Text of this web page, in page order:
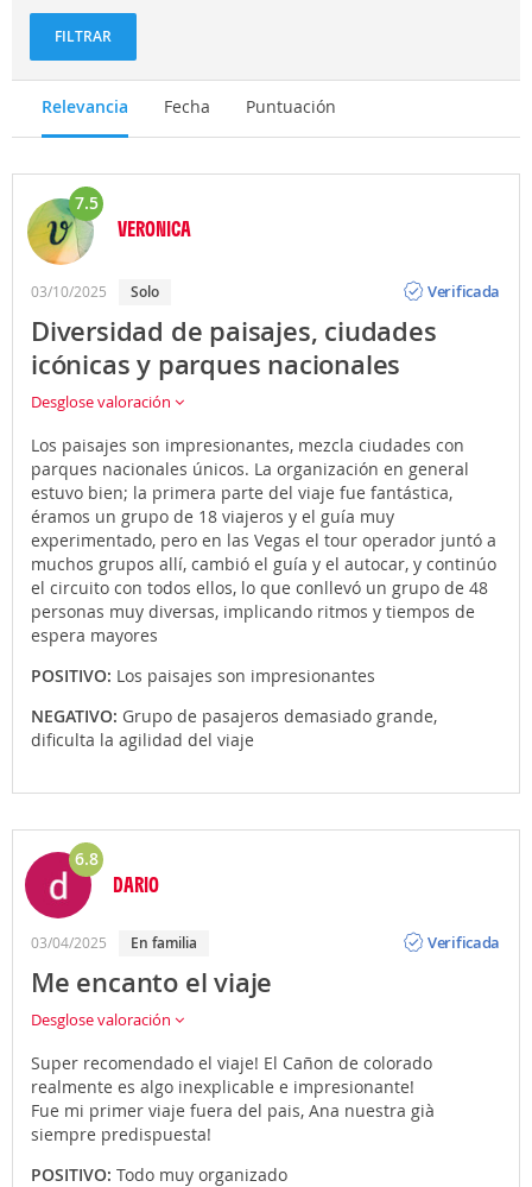
FILTRAR
Relevancia Fecha Puntuación
7.5
VERONICA
03/10/2025 Solo
Verificada
Diversidad de paisajes, ciudades
icónicas y parques nacionales
Desglose valoración
Los paisajes son impresionantes, mezcla ciudades con
parques nacionales únicos. La organización en general
estuvo bien; la primera parte del viaje fue fantástica,
éramos un grupo de 18 viajeros y el guía muy
experimentado, pero en las Vegas el tour operador juntó a
muchos grupos allí, cambió el guía y el autocar, y continúo
el circuito con todos ellos, lo que conllevó un grupo de 48
personas muy diversas, implicando ritmos y tiempos de
espera mayores
POSITIVO: Los paisajes son impresionantes
NEGATIVO: Grupo de pasajeros demasiado grande,
dificulta la agilidad del viaje
6.8
DARIO
03/04/2025 En familia
Verificada
Me encanto el viaje
Desglose valoración
Super recomendado el viaje! El Cañon de colorado
realmente es algo inexplicable e impresionante!
Fue mi primer viaje fuera del pais, Ana nuestra già
siempre predispuesta!
POSITIVO: Todo muy organizado